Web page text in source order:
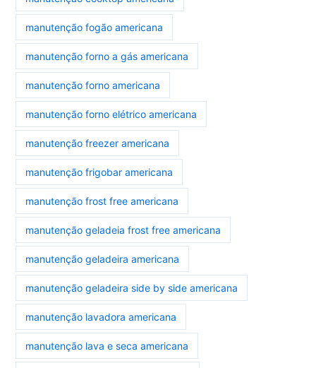
manutenção fogão americana
manutenção forno a gás americana
manutenção forno americana
manutenção forno elétrico americana
manutenção freezer americana
manutenção frigobar americana
manutenção frost free americana
manutenção geladeia frost free americana
manutenção geladeira americana
manutenção geladeira side by side americana
manutenção lavadora americana
manutenção lava e seca americana